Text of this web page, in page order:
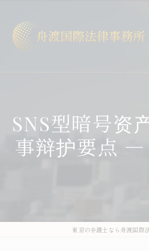
SNS型暗号资
事辩护要点 ―
東京の弁護士なら舟渡国際